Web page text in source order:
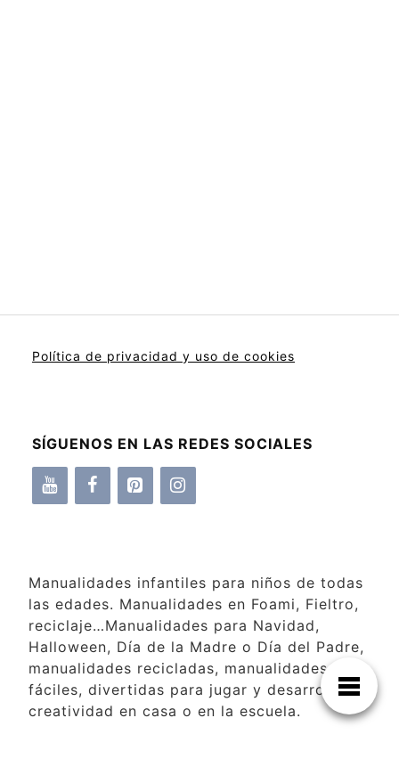
Política de privacidad y uso de cookies
SÍGUENOS EN LAS REDES SOCIALES
Manualidades infantiles para niños de todas
las edades. Manualidades en Foami, Fieltro,
reciclaje…Manualidades para Navidad,
Halloween, Día de la Madre o Día del Padre,
manualidades recicladas, manualidades
fáciles, divertidas para jugar y desarrollar la
creatividad en casa o en la escuela.